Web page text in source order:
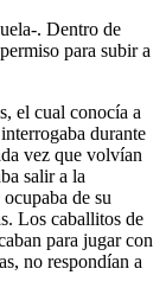
. Dentro de
para subir a
el cual conocía a
durante
vez que volvían
salir a la
de su
Los caballitos de
para jugar con
no respondían a